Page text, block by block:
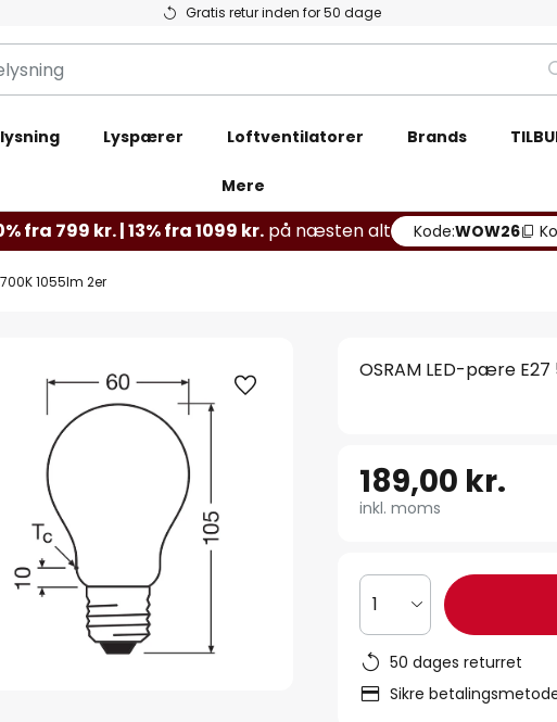
Gratis retur inden for 50 dage
Lyspærer Loftventilatorer Brands
Mere
fra 799 kr. | 13% fra 1099 kr. på næsten alt Kode:WOW26
1055lm 2er
OSRAM LED-pære
189,00 kr.
inkl. moms
1
50 dages returret
Sikre